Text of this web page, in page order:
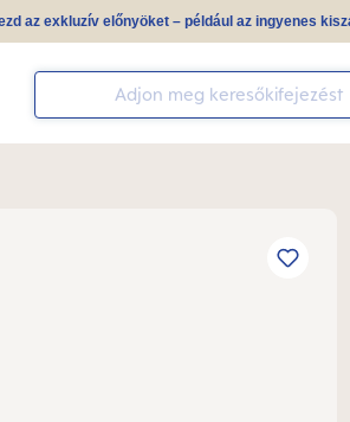
az exkluzív előnyöket – például az ingyenes